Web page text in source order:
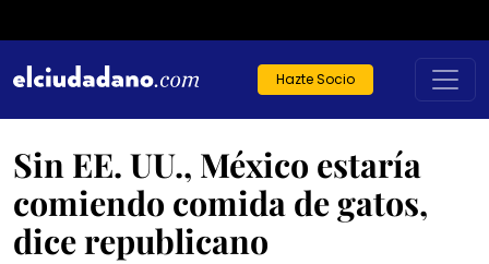
Hazte Socio
Sin EE. UU., México estaría
comiendo comida de gatos,
dice republicano